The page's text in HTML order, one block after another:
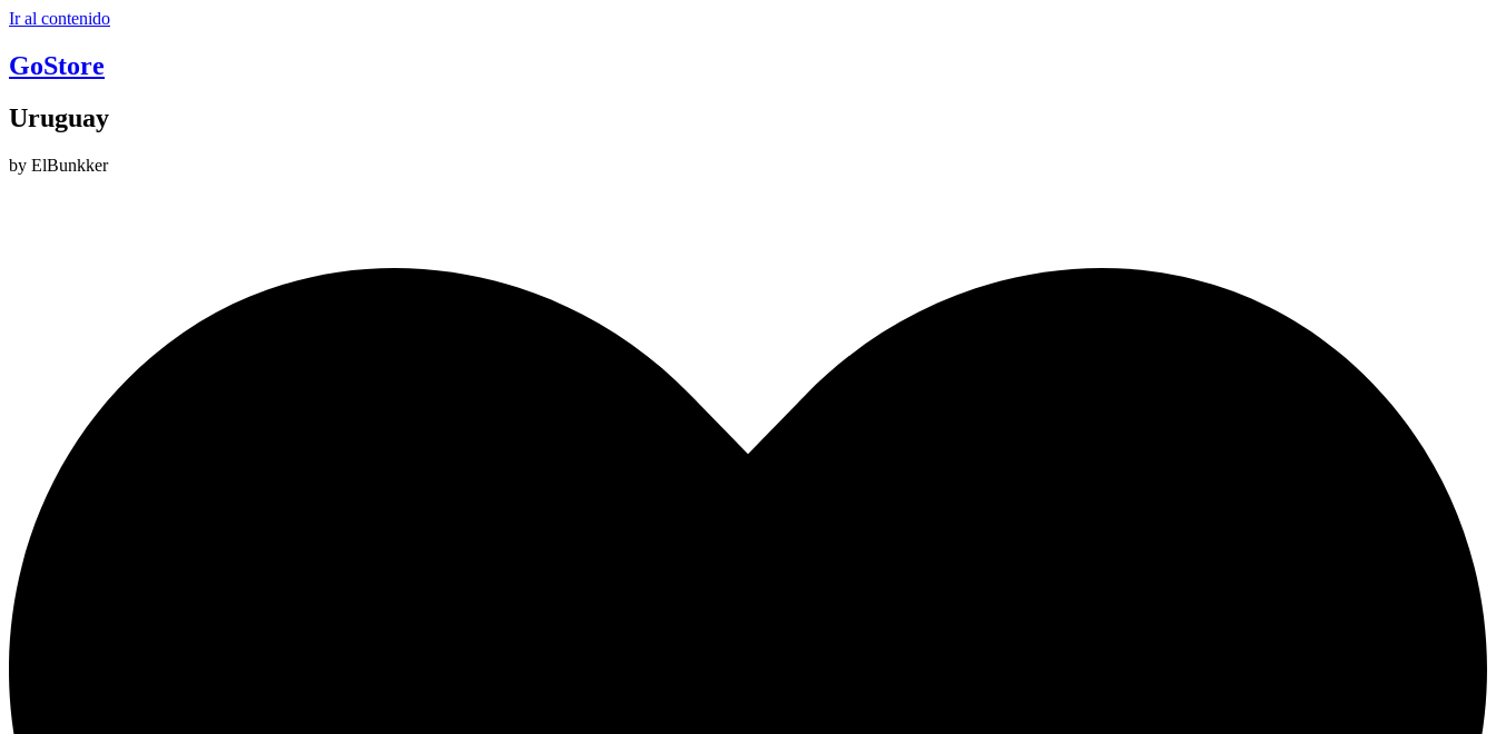
Ir al contenido
GoStore
Uruguay
by ElBunkker